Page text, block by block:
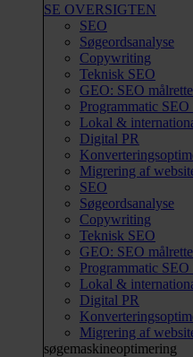
SE OVERSIGTEN
SEO
Søgeordsanalyse
Copywriting
Teknisk SEO
GEO: SEO
Programmatic
Lokal &
Digital PR
Migrering af
SEO
Søgeordsanalyse
Copywriting
Teknisk SEO
GEO: SEO
Programmatic
Lokal &
Digital PR
Migrering af
søgemaskineoptimering